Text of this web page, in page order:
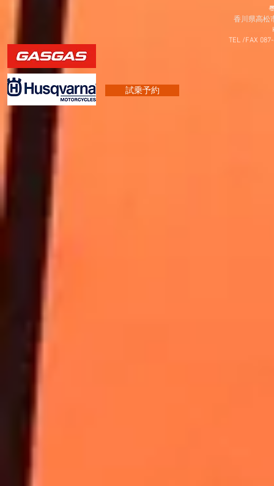
試乗予約
香川県高松
TEL /FAX